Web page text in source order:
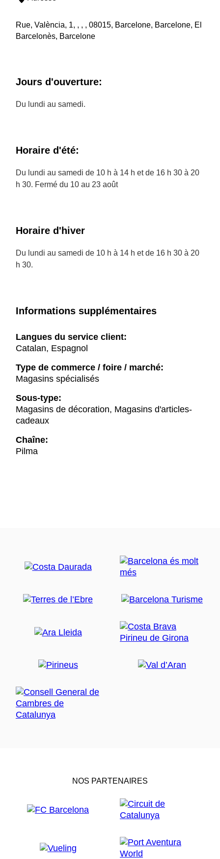
Rue, València, 1, , , , 08015, Barcelone, Barcelone, El
Barcelonès, Barcelone
Jours d'ouverture:
Du lundi au samedi.
Horaire d'été:
Du lundi au samedi de 10 h à 14 h et de 16 h 30 à 20
h 30. Fermé du 10 au 23 août
Horaire d'hiver
Du lundi au samedi de 10 h à 14 h et de 16 h 30 à 20
h 30.
Informations supplémentaires
Langues du service client:
Catalan, Espagnol
Type de commerce / foire / marché:
Magasins spécialisés
Sous-type:
Magasins de décoration, Magasins d'articles-
cadeaux
Chaîne:
Pilma
NOS PARTENAIRES